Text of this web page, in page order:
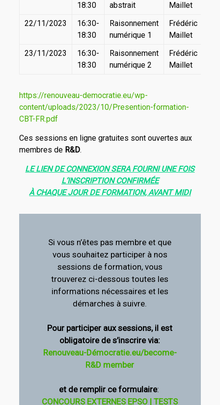
18:30
abstrait
Maillet
22/11/2023
16:30-
18:30
Raisonnement
numérique 1
Frédéric
Maillet
23/11/2023
16:30-
18:30
Raisonnement
numérique 2
Frédéric
Maillet
https://renouveau-democratie.eu/wp-
content/uploads/2023/10/Presention-formation-
CBT-FR.pdf
Ces sessions en ligne gratuites sont ouvertes aux
membres de R&D.
LE LIEN DE CONNEXION SERA FOURNI UNE FOIS
L’INSCRIPTION CONFIRMÉE
À CHAQUE JOUR DE FORMATION, AVANT MIDI
Si vous n’êtes pas membre et que
vous souhaitez participer à nos
sessions de formation, vous
trouverez ci-dessous toutes les
informations nécessaires et les
démarches à suivre.
Pour participer aux sessions, il est
obligatoire de s’inscrire via:
Renouveau-Démocratie.eu/become-
R&D member
et de remplir ce formulaire:
CONCOURS EXTERNES EPSO | TESTS